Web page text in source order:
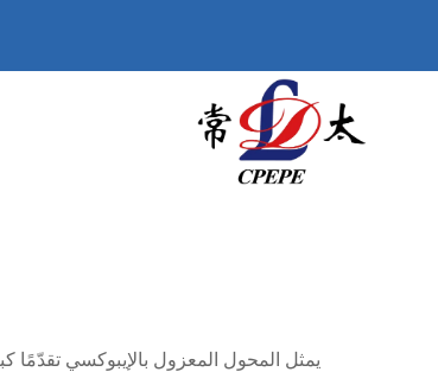
يمثل المحول المعزول بالإيبوكسي